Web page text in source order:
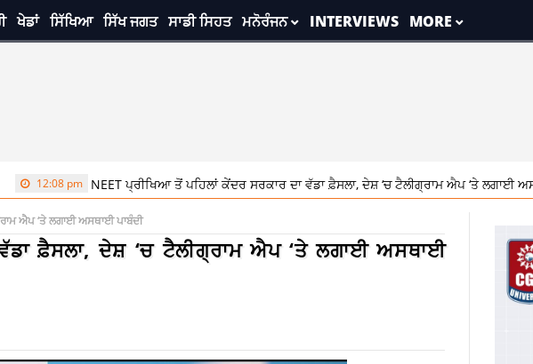
ਖੇਡਾਂ ਸਿੱਖਿਆ ਸਿੱਖ ਜਗਤ ਸਾਡੀ ਸਿਹਤ ਮਨੋਰੰਜਨ INTERVIEWS MORE
NEET ਪ੍ਰੀਖਿਆ ਤੋਂ ਪਹਿਲਾਂ ਕੇਂਦਰ ਸਰਕਾਰ ਦਾ ਵੱਡਾ ਫ਼ੈਸਲਾ, ਦੇਸ਼ ‘ਚ ਟੈਲੀਗ੍ਰਾਮ ਐਪ ‘ਤੇ ਲਗਾਈ ਅਸਥਾਈ ਪਾਬੰਦੀ
ਐਪ ‘ਤੇ ਲਗਾਈ ਅਸਥਾਈ ਪਾਬੰਦੀ
ਫ਼ੈਸਲਾ, ਦੇਸ਼ ‘ਚ ਟੈਲੀਗ੍ਰਾਮ ਐਪ ‘ਤੇ ਲਗਾਈ ਅਸਥਾਈ